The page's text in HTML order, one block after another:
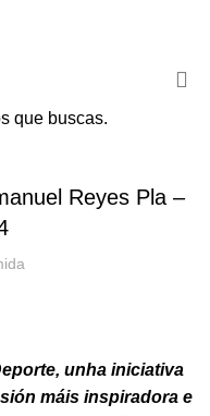
Reyes Pla –
unha iniciativa
máis inspiradora e
que buscas.